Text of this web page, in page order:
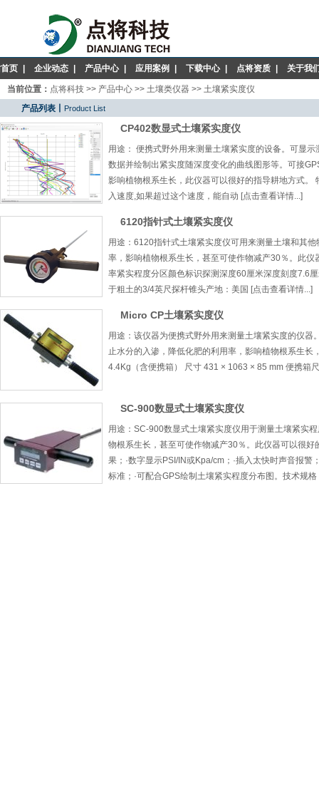
页 企业动态 产品中心 应用案例 下载中心 点将资质 关于我
当前位置： 点将科技 >> 产品中心 >> 土壤类仪器 >> 土壤紧实度仪
产品列表丨
Product List
CP402数显式土壤紧实度仪
用途： 便携式野外用来测量土壤紧实度的设备。可显
数据并绘制出紧实度随深度变化的曲线图形等。可接
影响植物根系生长，此仪器可以很好的指导耕地方式。
入速度,如果超过这个速度，能自动 [点击查看详情...]
6120指针式土壤紧实度仪
用途：6120指针式土壤紧实度仪可用来测量土壤和其
率，影响植物根系生长，甚至可使作物减产30％。此
率紧实程度分区颜色标识探测深度60厘米深度刻度7.6
于粗土的3/4英尺探杆锥头产地：美国 [点击查看详情...]
Micro CP土壤紧实度仪
用途：该仪器为便携式野外用来测量土壤紧实度的仪
止水分的入渗，降低化肥的利用率，影响植物根系生
4.4Kg（含便携箱） 尺寸 431 × 1063 × 85 mm 便携箱
SC-900数显式土壤紧实度仪
用途：SC-900数显式土壤紧实度仪用于测量土壤紧实
物根系生长，甚至可使作物减产30％。此仪器可以很
果；·数字显示PSI/IN或Kpa/cm；·插入太快时声音报
标准；·可配合GPS绘制土壤紧实程度分布图。技术规